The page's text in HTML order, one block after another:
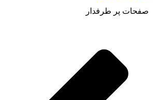
صفحات پر طرفدار